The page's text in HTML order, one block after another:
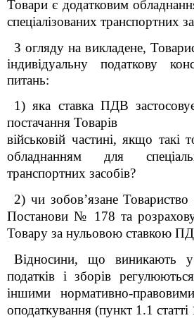
Товари є додатковим
спеціалізованих транспортних
З огляду на викладене,
індивідуальну податкову
питань:
1) яка ставка ПДВ
постачання Товарів
військовій частині, якщо такі
обладнанням для
транспортних засобів?
2) чи зобов’язане Товариство
Постанови № 178 та
Товару за нульовою ставкою
Відносини, що виникають у
податків і зборів
іншими нормативно-
оподаткування (пункт 1.1